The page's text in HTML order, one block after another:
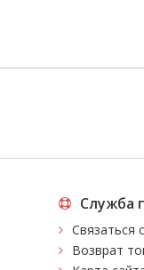
Служба
Связаться
Возврат